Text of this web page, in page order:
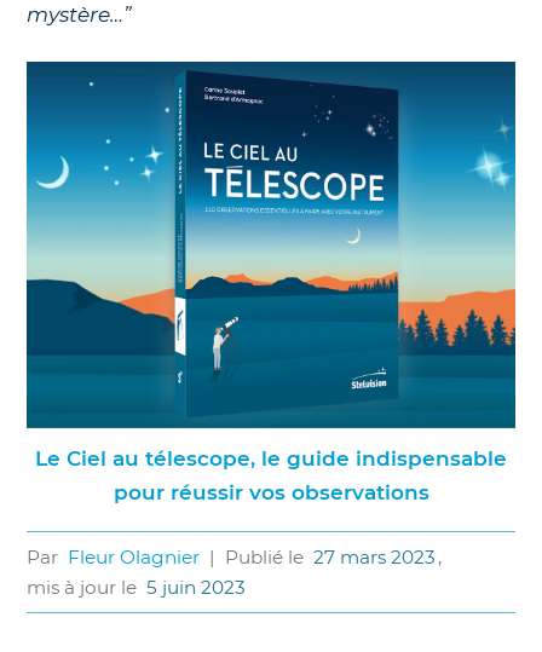
mystère…”
Le Ciel au télescope, le guide indispensable
pour réussir vos observations
Par Fleur Olagnier | Publié le 27 mars 2023 ,
mis à jour le 5 juin 2023